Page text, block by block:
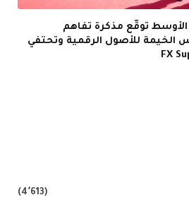
توقّع مذكرة تفاهم
الخيمة للأصول الرقمية وتحتفي
(4٬613)